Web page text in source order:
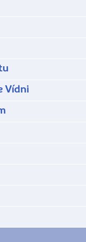
Vídni